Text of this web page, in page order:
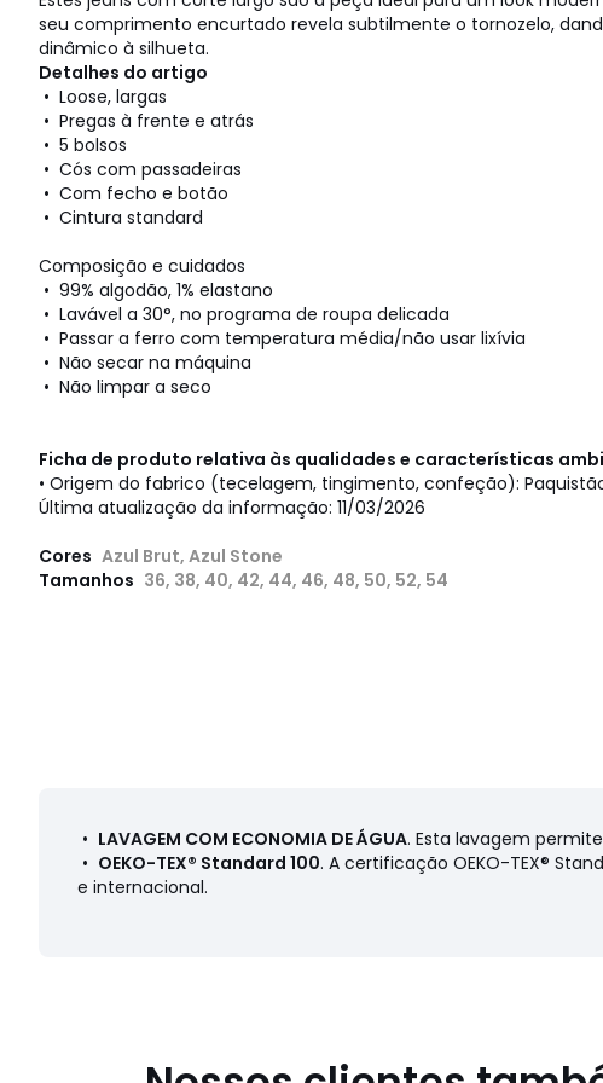
seu comprimento encurtado revela subtilmente o tornozelo,
dinâmico à silhueta.
Detalhes do artigo
• Loose, largas
• Pregas à frente e atrás
• 5 bolsos
• Cós com passadeiras
• Com fecho e botão
• Cintura standard
Composição e cuidados
• 99% algodão, 1% elastano
• Lavável a 30°, no programa de roupa delicada
• Passar a ferro com temperatura média/não usar lixívia
• Não secar na máquina
• Não limpar a seco
Ficha de produto relativa às qualidades e características
• Origem do fabrico (tecelagem, tingimento, confeção):
Última atualização da informação: 11/03/2026
Cores Azul Brut, Azul Stone
Tamanhos 36, 38, 40, 42, 44, 46, 48, 50, 52, 54
• LAVAGEM COM ECONOMIA DE ÁGUA. Esta lavagem
• OEKO-TEX® Standard 100. A certificação OEKO-TEX®
e internacional.